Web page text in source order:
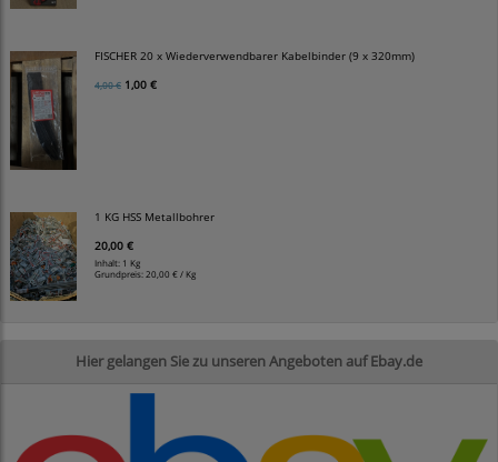
FISCHER 20 x Wiederverwendbarer Kabelbinder (9 x 320mm)
4,00 € 1,00 €
1 KG HSS Metallbohrer
20,00 €
Inhalt: 1 Kg
Grundpreis: 20,00 € / Kg
Hier gelangen Sie zu unseren Angeboten auf Ebay.de